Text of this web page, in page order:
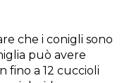
che i conigli sono
può avere
fino a 12 cuccioli